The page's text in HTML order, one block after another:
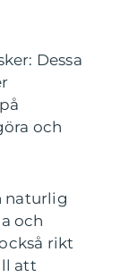
Dessa
och
naturlig
och
rikt
att